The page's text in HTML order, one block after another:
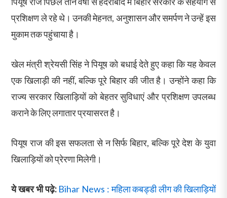
प्रशिक्षण ले रहे थे। उनकी मेहनत, अनुशासन और समर्पण ने उन्हें इस
मुकाम तक पहुंचाया है।
खेल मंत्री श्रेयसी सिंह ने पियूष को बधाई देते हुए कहा कि यह केवल
एक खिलाड़ी की नहीं, बल्कि पूरे बिहार की जीत है। उन्होंने कहा कि
राज्य सरकार खिलाड़ियों को बेहतर सुविधाएं और प्रशिक्षण उपलब्ध
कराने के लिए लगातार प्रयासरत है।
पियूष राज की इस सफलता से न सिर्फ बिहार, बल्कि पूरे देश के युवा
खिलाड़ियों को प्रेरणा मिलेगी।
ये खबर भी पढ़े: Bihar News : महिला कबड्डी लीग की खिलाड़ियों